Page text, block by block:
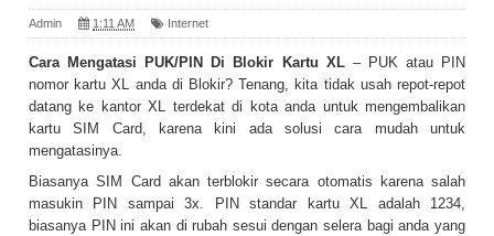
Admin 1:11 AM Internet
Cara Mengatasi PUK/PIN Di Blokir Kartu XL– PUK atau PIN
nomor kartu XL anda di Blokir? Tenang, kita tidak usah repot-repot
datang ke kantor XL terdekat di kota anda untuk mengembalikan
kartu SIM Card, karena kini ada solusi cara mudah untuk
mengatasinya.
Biasanya SIM Card akan terblokir secara otomatis karena salah
masukin PIN sampai 3x. PIN standar kartu XL adalah 1234,
biasanya PIN ini akan di rubah sesui dengan selera bagi anda yang